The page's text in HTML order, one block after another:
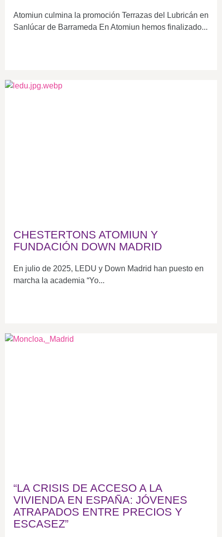
Atomiun culmina la promoción Terrazas del Lubricán en
Sanlúcar de Barrameda En Atomiun hemos finalizado...
CHESTERTONS ATOMIUN Y
FUNDACIÓN DOWN MADRID
En julio de 2025, LEDU y Down Madrid han puesto en
marcha la academia “Yo...
“LA CRISIS DE ACCESO A LA
VIVIENDA EN ESPAÑA: JÓVENES
ATRAPADOS ENTRE PRECIOS Y
ESCASEZ”